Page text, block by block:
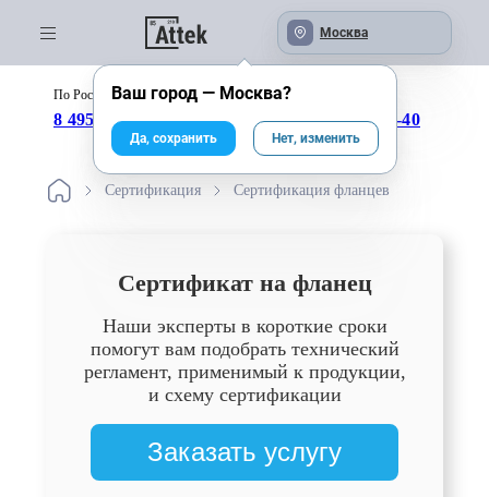
Москва
По России бесплатно:
8 495 246-04-43 8 800 333-25-40
Сертификация Сертификация фланцев
Сертификат на фланец
Наши эксперты в короткие сроки
помогут вам подобрать технический
регламент, применимый к продукции,
и схему сертификации
Заказать услугу
Ваш город — Москва?
Да, сохранить Нет, изменить